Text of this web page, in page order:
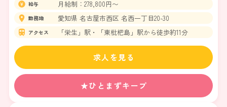
給与 月給制：278,800円〜
勤務地 愛知県 名古屋市西区 名西一丁目20-30
アクセス 「栄生」駅・「東枇杷島」駅から徒歩約11分
★ひとまずキープ
求人を見る